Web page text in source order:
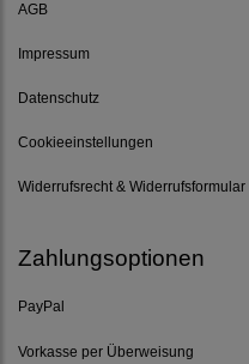
AGB
Impressum
Datenschutz
Cookieeinstellungen
Widerrufsrecht & Widerrufsformular
Zahlungsoptionen
PayPal
Vorkasse per Überweisung